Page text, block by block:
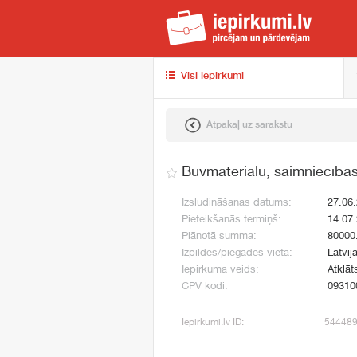
Visi iepirkumi
Atpakaļ uz sarakstu
Būvmateriālu,
Izsludināšanas datums:
Pieteikšanās termiņš:
Plānotā summa:
Izpildes/piegādes vieta:
Iepirkuma veids:
CPV kodi:
Iepirkumi.lv ID: